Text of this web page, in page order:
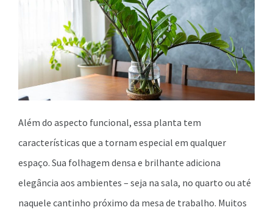
Além do aspecto funcional, essa planta tem
características que a tornam especial em qualquer
espaço. Sua folhagem densa e brilhante adiciona
elegância aos ambientes – seja na sala, no quarto ou até
naquele cantinho próximo da mesa de trabalho. Muitos